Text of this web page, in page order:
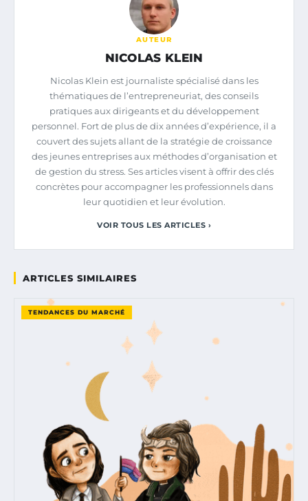
AUTEUR
NICOLAS KLEIN
Nicolas Klein est journaliste spécialisé dans les
thématiques de l’entrepreneuriat, des conseils
pratiques aux dirigeants et du développement
personnel. Fort de plus de dix années d’expérience, il a
couvert des sujets allant de la stratégie de croissance
des jeunes entreprises aux méthodes d’organisation et
de gestion du stress. Ses articles visent à offrir des clés
concrètes pour accompagner les professionnels dans
leur quotidien et leur évolution.
VOIR TOUS LES ARTICLES ›
ARTICLES SIMILAIRES
TENDANCES DU MARCHÉ